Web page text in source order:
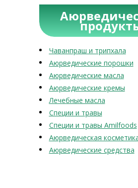
Чаванпраш и трипхала
Аюрведические порошки
Аюрведические масла
Аюрведические кремы
Лечебные масла
Специи и травы
Специи и травы Amilfoods
Аюрведическая
Аюрведические средства